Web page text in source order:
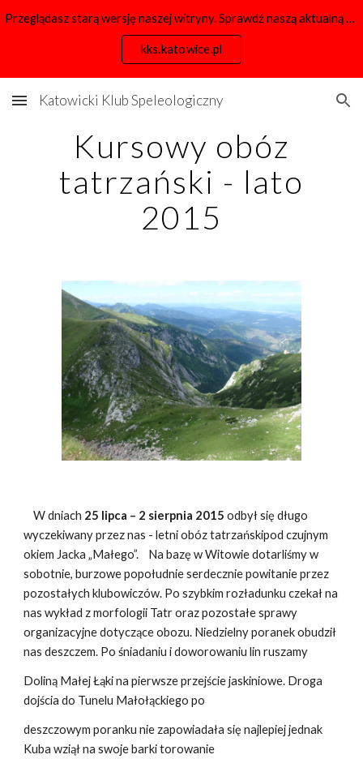
Skip to main content Skip to navigation
Przeglądasz starą wersję naszej witryny. Sprawdź naszą aktualną stronę:
kks.katowice.pl
Katowicki Klub Speleologiczny
Kursowy obóz
tatrzański - lato
2015
W dniach 25 lipca – 2 sierpnia 2015 odbył się długo
wyczekiwany przez nas - letni obóz tatrzańskipod czujnym
okiem Jacka „Małego”. Na bazę w Witowie dotarliśmy w
sobotnie, burzowe popołudnie serdecznie powitanie przez
pozostałych klubowiczów. Po szybkim rozładunku czekał na
nas wykład z morfologii Tatr oraz pozostałe sprawy
organizacyjne dotyczące obozu. Niedzielny poranek obudził
nas deszczem. Po śniadaniu i doworowaniu lin ruszamy
Doliną Małej Łąki na pierwsze przejście jaskiniowe. Droga
dojścia do Tunelu Małołąckiego po
deszczowym poranku nie zapowiadała się najlepiej jednak
Kuba wziął na swoje barki torowanie